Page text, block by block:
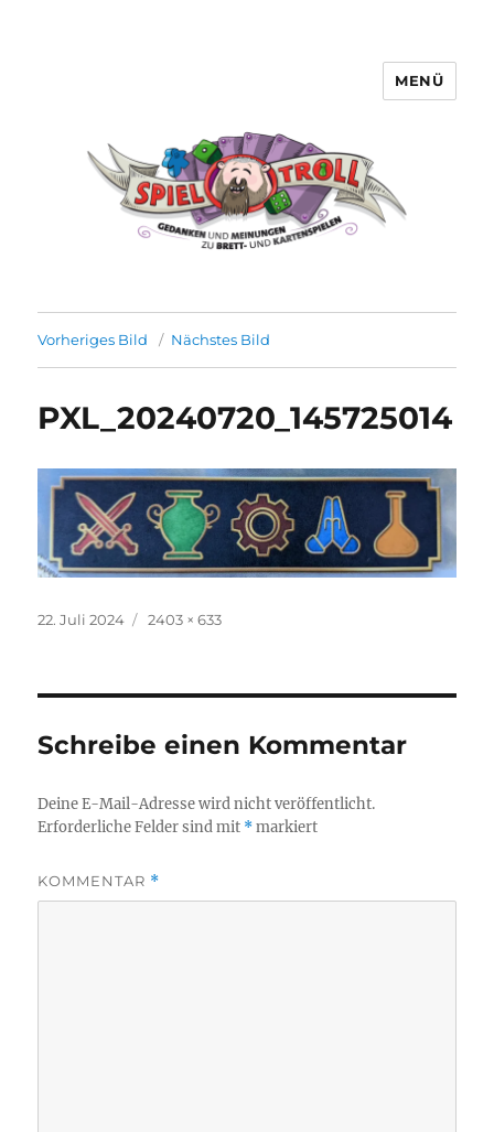
MENÜ
Vorheriges Bild Nächstes Bild
PXL_20240720_145725014
Veröffentlicht
22. Juli 2024 Originalgröße
2403 × 633
Schreibe einen Kommentar
Deine E-Mail-Adresse wird nicht veröffentlicht.
Erforderliche Felder sind mit *markiert
KOMMENTAR *